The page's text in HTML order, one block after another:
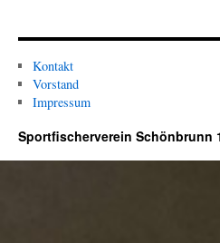
Kontakt
Vorstand
Impressum
Sportfischerverein Schönbrunn